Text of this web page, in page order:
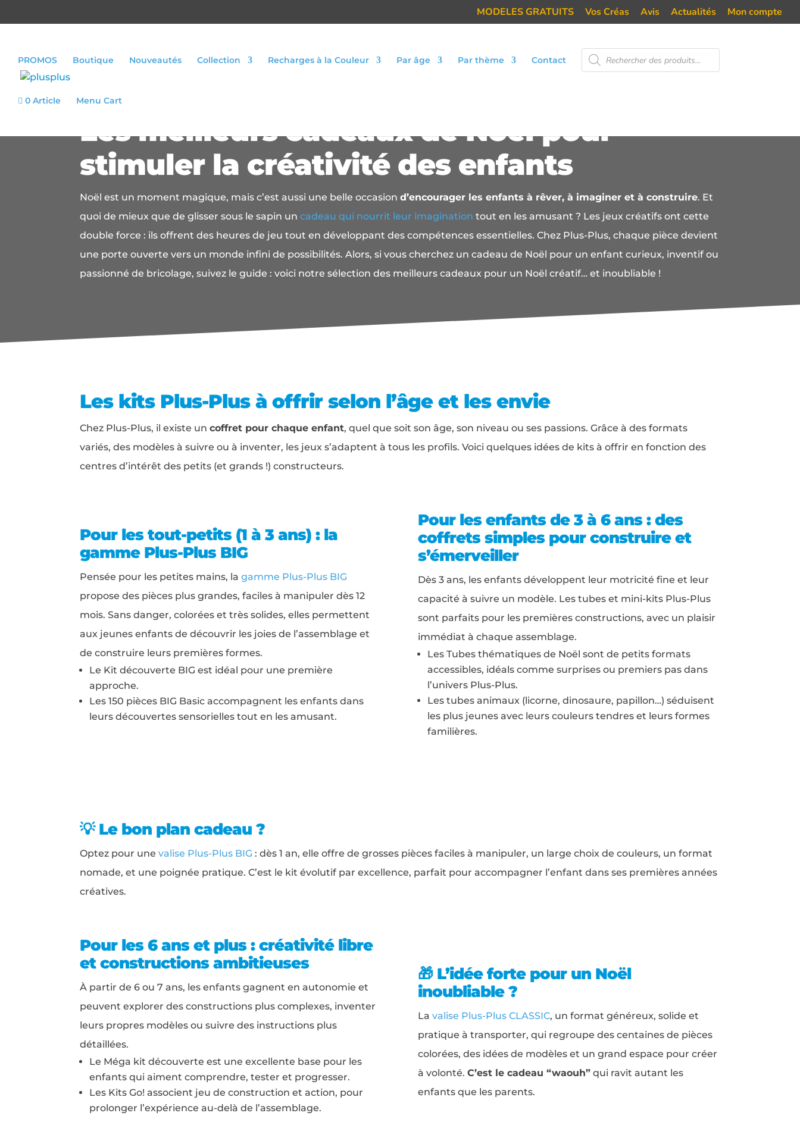
MODELES GRATUITS Vos Créas Avis Actualités Mon compte
PROMOS Boutique Nouveautés Collection Recharges à la Couleur Par âge Par thème Contact
Recherche
de
produits
0 Article Menu Cart
Les meilleurs cadeaux de Noël pour
stimuler la créativité des enfants
Noël est un moment magique, mais c’est aussi une belle occasiond’encourager les enfants à rêver, à imaginer et à construire. Et
quoi de mieux que de glisser sous le sapin uncadeau qui nourrit leur imagination tout en les amusant ? Les jeux créatifs ont cette
double force : ils offrent des heures de jeu tout en développant des compétences essentielles. Chez Plus-Plus, chaque pièce devient
une porte ouverte vers un monde infini de possibilités. Alors, si vous cherchez un cadeau de Noël pour un enfant curieux, inventif ou
passionné de bricolage, suivez le guide : voici notre sélection des meilleurs cadeaux pour un Noël créatif… et inoubliable !
Les kits Plus-Plus à offrir selon l’âge et les envie
Chez Plus-Plus, il existe uncoffret pour chaque enfant, quel que soit son âge, son niveau ou ses passions. Grâce à des formats
variés, des modèles à suivre ou à inventer, les jeux s’adaptent à tous les profils. Voici quelques idées de kits à offrir en fonction des
centres d’intérêt des petits (et grands !) constructeurs.
Pour les tout-petits (1 à 3 ans) : la
gamme Plus-Plus BIG
Pensée pour les petites mains, lagamme Plus-Plus BIG
propose des pièces plus grandes, faciles à manipuler dès 12
mois. Sans danger, colorées et très solides, elles permettent
aux jeunes enfants de découvrir les joies de l’assemblage et
de construire leurs premières formes.
Le Kit découverte BIG est idéal pour une première
approche.
Les 150 pièces BIG Basic accompagnent les enfants dans
leurs découvertes sensorielles tout en les amusant.
Pour les enfants de 3 à 6 ans : des
coffrets simples pour construire et
s’émerveiller
Dès 3 ans, les enfants développent leur motricité fine et leur
capacité à suivre un modèle. Les tubes et mini-kits Plus-Plus
sont parfaits pour les premières constructions, avec un plaisir
immédiat à chaque assemblage.
Les Tubes thématiques de Noël sont de petits formats
accessibles, idéals comme surprises ou premiers pas dans
l’univers Plus-Plus.
Les tubes animaux (licorne, dinosaure, papillon…) séduisent
les plus jeunes avec leurs couleurs tendres et leurs formes
familières.
💡 Le bon plan cadeau ?
Optez pour unevalise Plus-Plus BIG : dès 1 an, elle offre de grosses pièces faciles à manipuler, un large choix de couleurs, un format
nomade, et une poignée pratique. C’est le kit évolutif par excellence, parfait pour accompagner l’enfant dans ses premières années
créatives.
Pour les 6 ans et plus : créativité libre
et constructions ambitieuses
À partir de 6 ou 7 ans, les enfants gagnent en autonomie et
peuvent explorer des constructions plus complexes, inventer
leurs propres modèles ou suivre des instructions plus
détaillées.
Le Méga kit découverte est une excellente base pour les
enfants qui aiment comprendre, tester et progresser.
Les Kits Go! associent jeu de construction et action, pour
prolonger l’expérience au-delà de l’assemblage.
🎁 L’idée forte pour un Noël
inoubliable ?
La valise Plus-Plus CLASSIC, un format généreux, solide et
pratique à transporter, qui regroupe des centaines de pièces
colorées, des idées de modèles et un grand espace pour créer
à volonté. C’est le cadeau “waouh”qui ravit autant les
enfants que les parents.